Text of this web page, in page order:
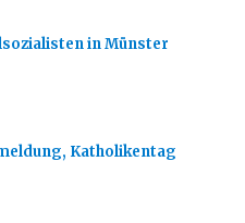
in Münster
Katholikentag